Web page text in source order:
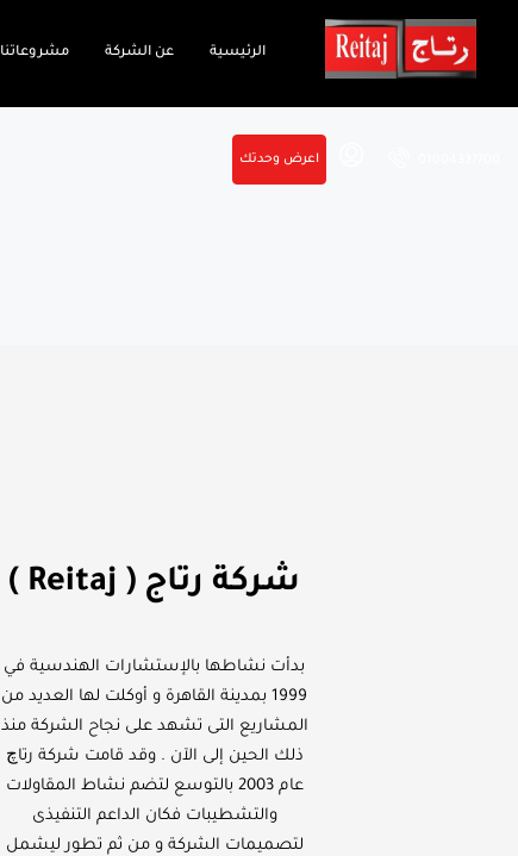
الرئيسية عن الشركة مشروعاتنا
اعرض وحدتك
شركة رتاج ( Reitaj )
بدأت نشاطها بالإستشارات الهندسية في
1999 بمدينة القاهرة و أوكلت لها العديد من
المشاريع التى تشهد على نجاح الشركة منذ
ذلك الحين إلى الآن . وقد قامت شركة رتاچ
عام 2003 بالتوسع لتضم نشاط المقاولات
والتشطيبات فكان الداعم التنفيذى
لتصميمات الشركة و من ثم تطور ليشمل